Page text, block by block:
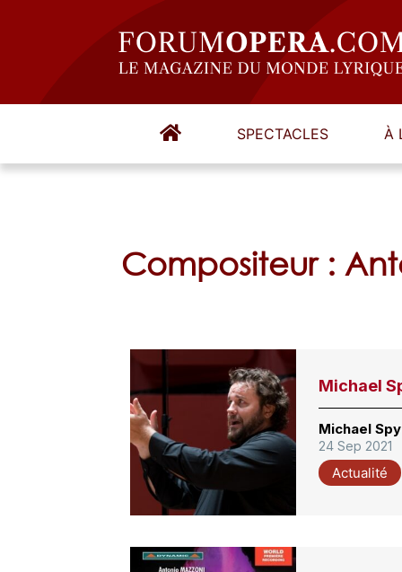
SPECTACLES À
Compositeur :
Michael
Michael
24 Sep 2021
Actualité